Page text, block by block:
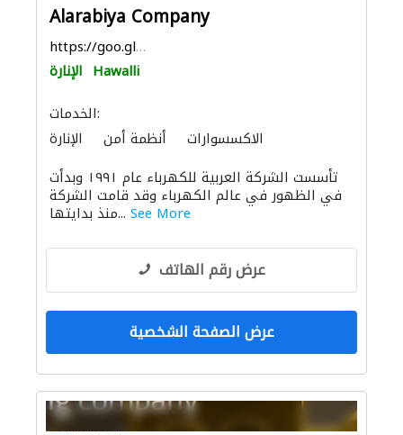
Alarabiya Company
https://goo.gl/maps/V4WoUFgsuW5niqvM9
الإنارة Hawalli
الخدمات:
الإنارة
أنظمة أمن الاكسسوارات
تأسست الشركة العربية للكهرباء عام ١٩٩١ وبدأت
في الظهور في عالم الكهرباء وقد قامت الشركة
منذ بدايتها... See More
عرض رقم الهاتف
عرض الصفحة الشخصية